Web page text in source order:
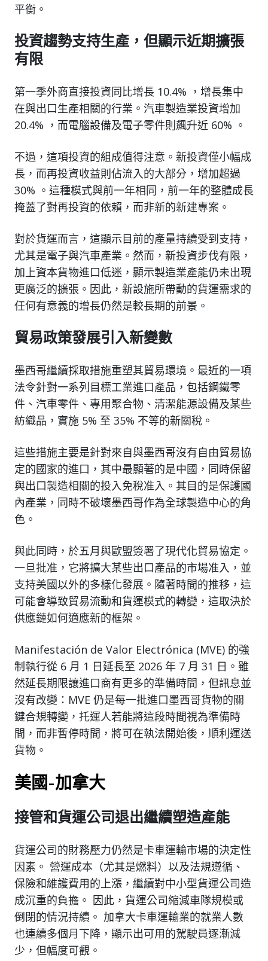
平衡。
投資趨勢支持生產，但顯示近期擴張
有限
第一季外商直接投資同比增長 10.4% ，增長集中
在與出口生產相關的行業。汽車製造業投資增加
20.4% ，而電腦設備及電子零件則飆升近 60% 。
不過，這項投資的組成值得注意。新投資僅小幅成
長，而再投資收益則佔流入的大部分，增加超過
30% 。這種模式與前一年相同，前一年的整體成長
掩蓋了對再投資的依賴，而非新的新建專案。
對於貨運而言，這顯示目前的產量持續受到支持，
尤其是電子與汽車產業。然而，新投資步伐有限，
加上資本貨物進口低迷，顯示製造業產能仍未出現
更廣泛的擴張。因此，新設施所帶動的貨運需求的
任何有意義的增長仍然是較長期的前景。
貿易政策發展引入新變數
墨西哥繼續採取措施重塑其貿易環境。最近的一項
法令針對一系列目標工業進口產品，包括鋼鐵零
件、汽車零件、專用聚合物、清潔能源設備及某些
紡織品，實施 5% 至 35% 不等的新關稅。
這些措施主要是針對來自與墨西哥沒有自由貿易協
定的國家的進口，其中最顯著的是中國，同時保留
與出口製造相關的投入免稅准入。其目的是保護國
內產業，同時不破壞墨西哥作為全球製造中心的角
色。
與此同時，於五月與歐盟簽署了現代化貿易協定。
一旦批准，它將擴大某些出口產品的市場准入，並
支持美國以外的多樣化發展。隨著時間的推移，這
可能會導致貿易流動和貨運模式的轉變，這取決於
供應鏈如何適應新的框架。
Manifestación de Valor Electrónica (MVE) 的強
制執行從 6 月 1 日延長至 2026 年 7 月 31 日。雖
然延長期限讓進口商有更多的準備時間，但訊息並
沒有改變：MVE 仍是每一批進口墨西哥貨物的關
鍵合規轉變，托運人若能將這段時間視為準備時
間，而非暫停時間，將可在執法開始後，順利運送
貨物。
美國-加拿大
接管和貨運公司退出繼續塑造產能
貨運公司的財務壓力仍然是卡車運輸市場的決定性
因素。 營運成本（尤其是燃料）以及法規遵循、
保險和維護費用的上漲，繼續對中小型貨運公司造
成沉重的負擔。 因此，貨運公司縮減車隊規模或
倒閉的情況持續。 加拿大卡車運輸業的就業人數
也連續多個月下降，顯示出可用的駕駛員逐漸減
少，但幅度可觀。